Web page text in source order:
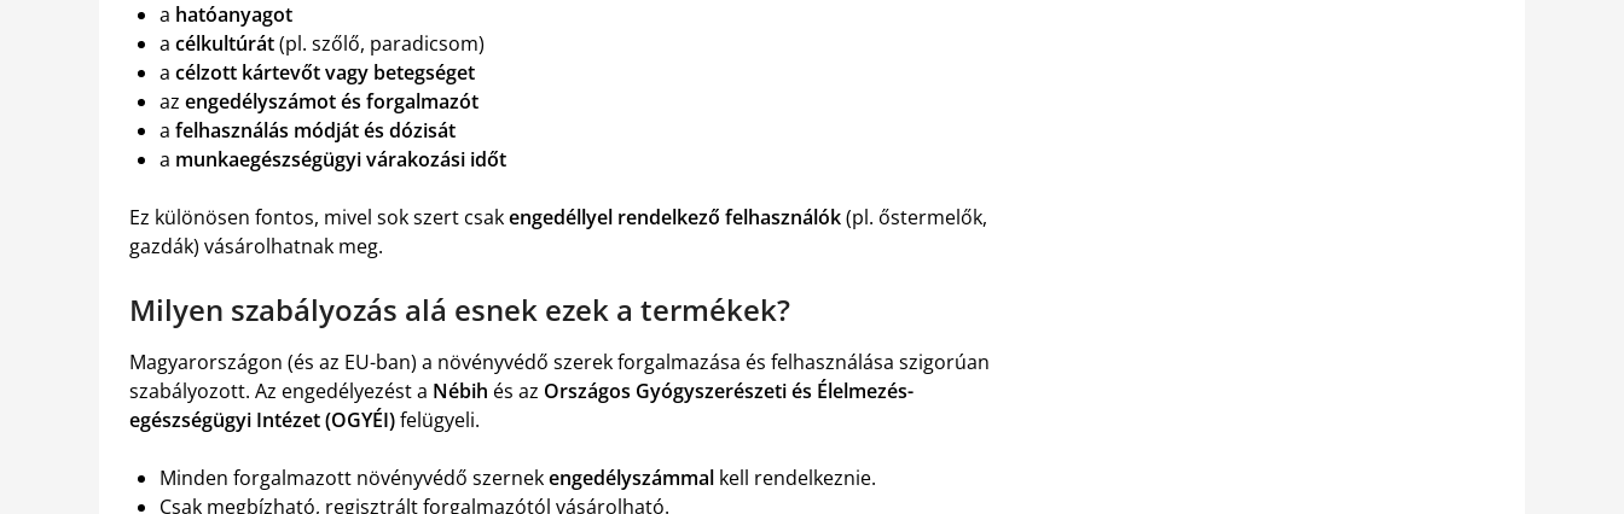
a hatóanyagot
a célkultúrát(pl. szőlő, paradicsom)
a célzott kártevőt vagy betegséget
az engedélyszámot és forgalmazót
a felhasználás módját és dózisát
a munkaegészségügyi várakozási időt
Ez különösen fontos, mivel sok szert csakengedéllyel rendelkező felhasználók(pl. őstermelők,
gazdák) vásárolhatnak meg.
Milyen szabályozás alá esnek ezek a termékek?
Magyarországon (és az EU-ban) a növényvédő szerek forgalmazása és felhasználása szigorúan
szabályozott. Az engedélyezést a Nébih és az Országos Gyógyszerészeti és Élelmezés-
egészségügyi Intézet (OGYÉI)felügyeli.
Minden forgalmazott növényvédő szernekengedélyszámmal kell rendelkeznie.
Csak megbízható, regisztrált forgalmazótól vásárolható.